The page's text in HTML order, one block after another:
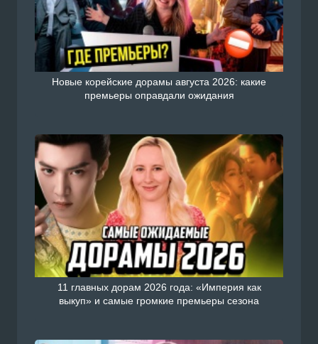
Новые корейские дорамы августа 2026: какие
премьеры оправдали ожидания
11 главных дорам 2026 года: «Империя как
выкуп» и самые громкие премьеры сезона